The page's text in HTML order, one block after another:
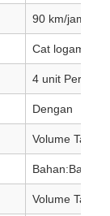
90 km/jam
Cat logam
4 unit Per truk
Dengan
Volume
Bahan:Baja
Volume